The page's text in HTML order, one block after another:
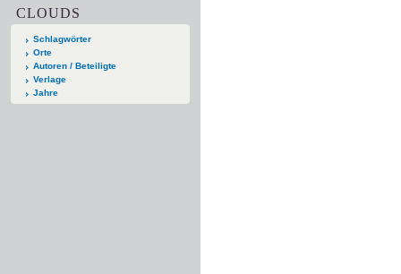
CLOUDS
Schlagwörter
Orte
Autoren / Beteiligte
Verlage
Jahre